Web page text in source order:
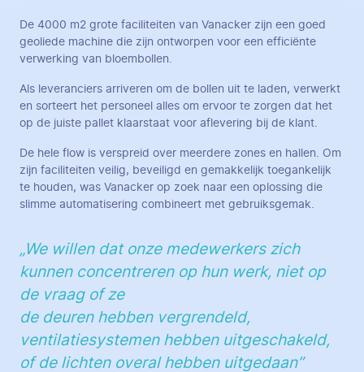
De 4000 m2 grote faciliteiten van Vanacker zijn een goed
geoliede machine die zijn ontworpen voor een efficiënte
verwerking van bloembollen.
Als leveranciers arriveren om de bollen uit te laden, verwerkt
en sorteert het personeel alles om ervoor te zorgen dat het
op de juiste pallet klaarstaat voor aflevering bij de klant.
De hele flow is verspreid over meerdere zones en hallen. Om
zijn faciliteiten veilig, beveiligd en gemakkelijk toegankelijk
te houden, was Vanacker op zoek naar een oplossing die
slimme automatisering combineert met gebruiksgemak.
„We willen dat onze medewerkers zich
kunnen concentreren op hun werk, niet op
de vraag of ze
de deuren hebben vergrendeld,
ventilatiesystemen hebben uitgeschakeld,
of de lichten overal hebben uitgedaan”